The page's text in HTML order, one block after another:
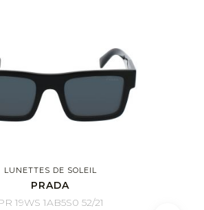
LUNETTES DE SOLEIL
PRADA
19WS 1AB5S0 52/21